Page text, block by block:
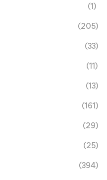
(1)
(205)
(33)
(11)
(13)
(161)
(29)
(25)
(394)